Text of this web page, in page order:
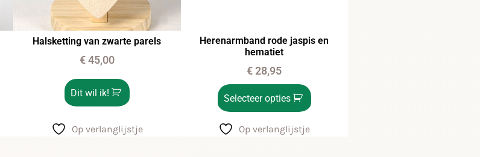
Halsketting van zwarte parels
€45,00
Dit wil ik!
Op verlanglijstje
Herenarmband rode jaspis en
hematiet
€28,95
Selecteer opties
Op verlanglijstje